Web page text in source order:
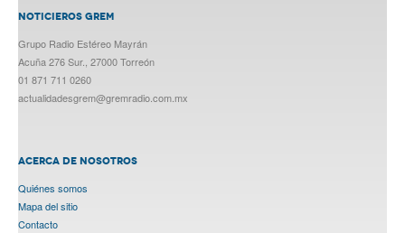
NOTICIEROS GREM
Grupo Radio Estéreo Mayrán
Acuña 276 Sur., 27000 Torreón
01 871 711 0260
actualidadesgrem@gremradio.com.mx
ACERCA DE NOSOTROS
Quiénes somos
Mapa del sitio
Contacto